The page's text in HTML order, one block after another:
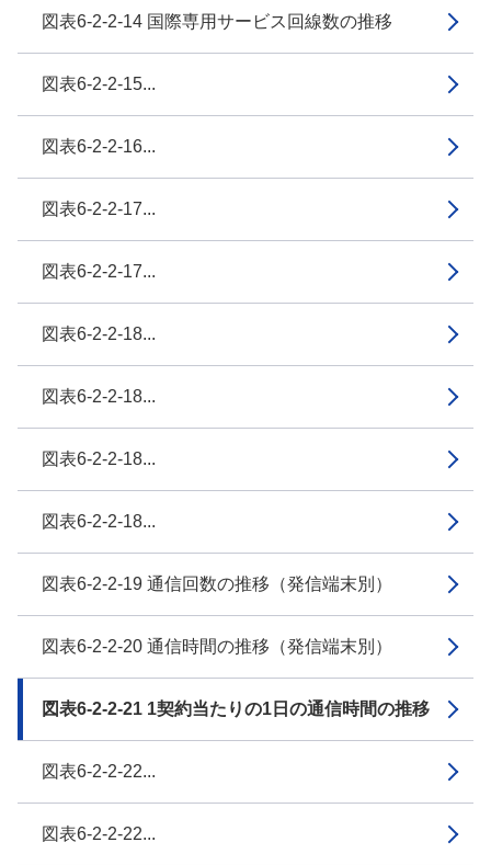
図表6-2-2-14 国際専用サービス回線数の推移
図表6-2-2-15...
図表6-2-2-16...
図表6-2-2-17...
図表6-2-2-17...
図表6-2-2-18...
図表6-2-2-18...
図表6-2-2-18...
図表6-2-2-18...
図表6-2-2-19 通信回数の推移（発信端末別）
図表6-2-2-20 通信時間の推移（発信端末別）
図表6-2-2-21 1契約当たりの1日の通信時間の推移
図表6-2-2-22...
図表6-2-2-22...